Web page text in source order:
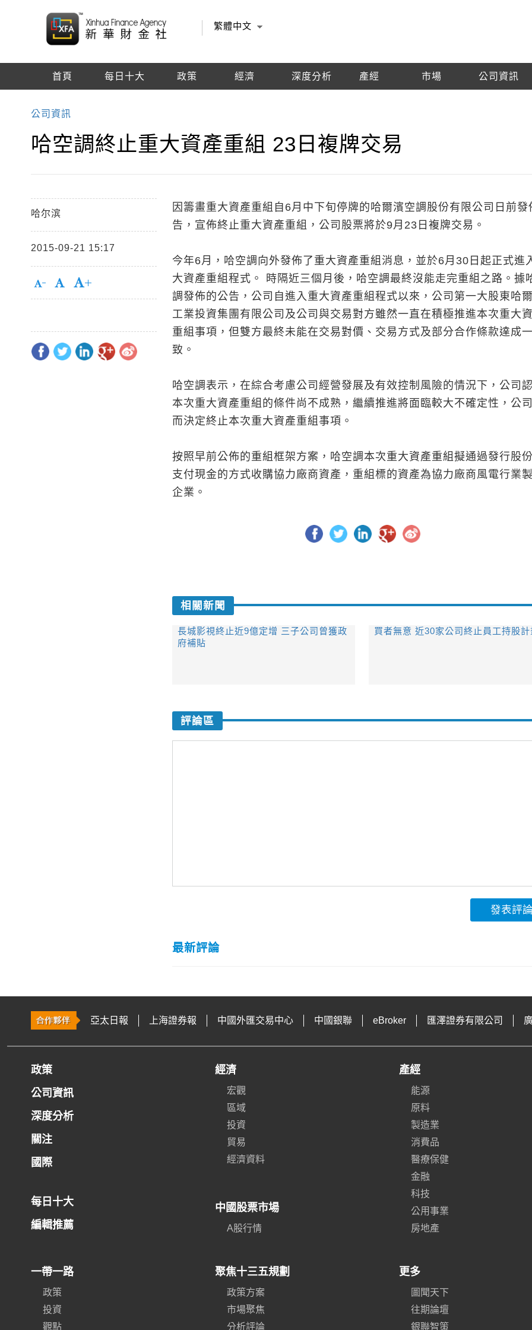
繁體中文
首頁 每日十大 政策 經濟 深度分析 產經 市場 公司資訊
公司資訊
哈空調終止重大資產重組 23日複牌交易
哈尔滨
2015-09-21 15:17
因籌畫重大資產重組自6月中下旬停牌的哈爾濱空調股份有限公司日前發
告，宣佈終止重大資產重組，公司股票將於9月23日複牌交易。
今年6月，哈空調向外發佈了重大資產重組消息，並於6月30日起正式進
大資產重組程式。 時隔近三個月後，哈空調最終沒能走完重組之路。據
調發佈的公告，公司自進入重大資產重組程式以來，公司第一大股東哈
工業投資集團有限公司及公司與交易對方雖然一直在積極推進本次重大
重組事項，但雙方最終未能在交易對價、交易方式及部分合作條款達成一
致。
哈空調表示，在綜合考慮公司經營發展及有效控制風險的情況下，公司
本次重大資產重組的條件尚不成熟，繼續推進將面臨較大不確定性，公
而決定終止本次重大資產重組事項。
按照早前公佈的重組框架方案，哈空調本次重大資產重組擬通過發行股
支付現金的方式收購協力廠商資產，重組標的資產為協力廠商風電行業
企業。
相關新聞
長城影視終止近9億定增 三子公司曾獲政
府補貼
買者無意 近30家公司終止員工持股計
評論區
發表評論
最新評論
亞太日報 上海證券報 中國外匯交易中心 中國銀聯 eBroker 匯澤證券有限公司
政策
公司資訊
深度分析
關注
國際
每日十大
編輯推薦
經濟
宏觀
區域
投資
貿易
經濟資料
中國股票市場
A股行情
產經
能源
原料
製造業
消費品
醫療保健
金融
科技
公用事業
房地產
一帶一路
政策
投資
觀點
聚焦十三五規劃
政策方案
市場聚焦
分析評論
更多
圖聞天下
往期論壇
銀聯智策